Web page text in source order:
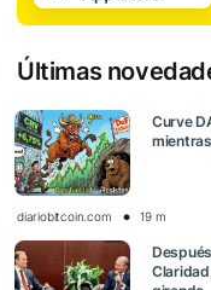
Últimas
Curve
diariobitcoin.com 19 m